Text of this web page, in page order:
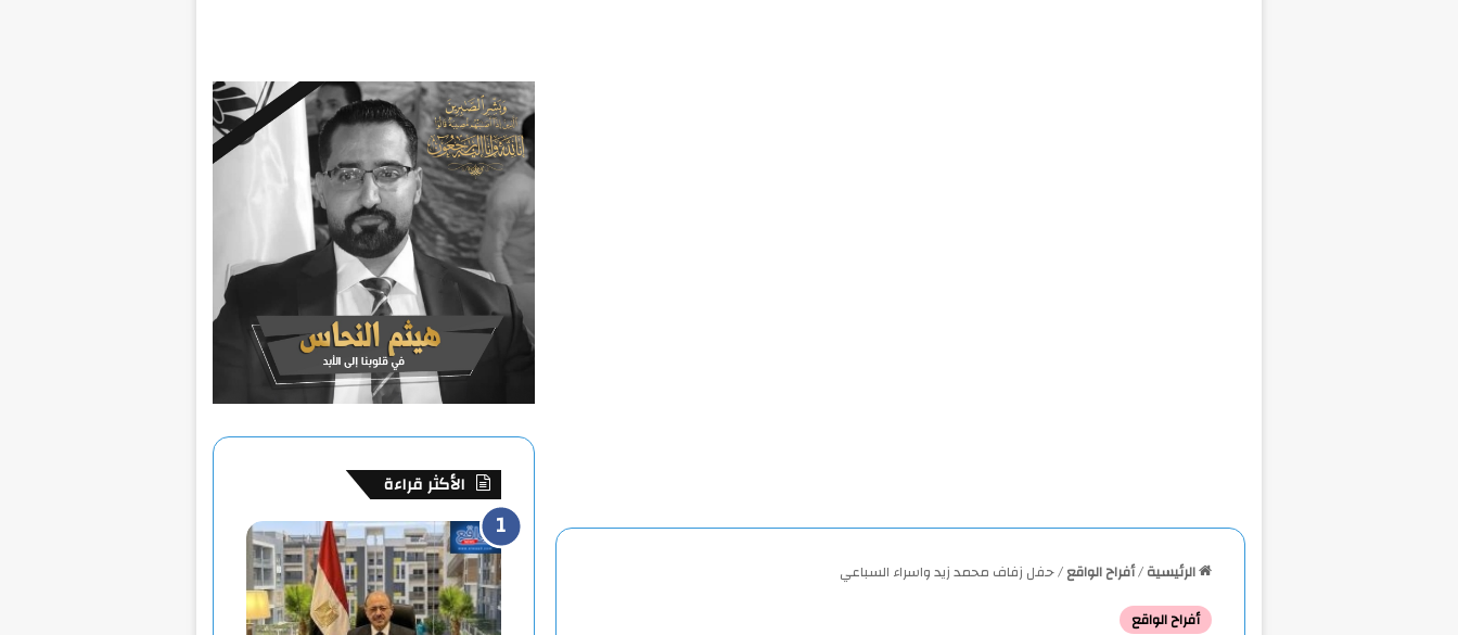
الرئيسية/أفراح الواقع/حفل زفاف محمد زيد واسراء السباعي
أفراح الواقع
الأكثر قراءة